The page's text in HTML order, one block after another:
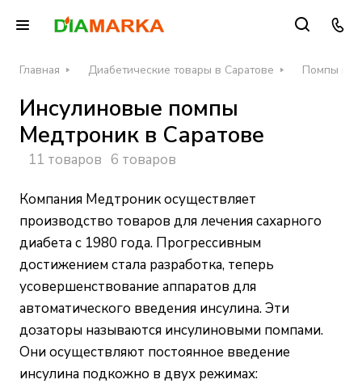
Главная Диабетические товары в Саратове Помпы
Инсулиновые помпы
Медтроник в Саратове
11 товаров 6 товаров
Компания Медтроник осуществляет
производство товаров для лечения сахарного
диабета с 1980 года. Прогрессивным
достижением стала разработка, теперь
усовершенствование аппаратов для
автоматического введения инсулина. Эти
дозаторы называются инсулиновыми помпами.
Они осуществляют постоянное введение
инсулина подкожно в двух режимах: